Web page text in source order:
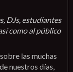
DJs, estudiantes
como al público
las muchas
nuestros días,